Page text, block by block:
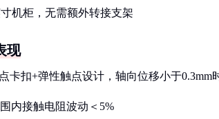
寸机柜，无需额外转接支架
现
卡扣+弹性触点设计，轴向位移小于0.3mm
内接触电阻波动＜5%